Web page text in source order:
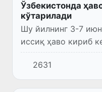
Ўзбекистонда
кўтарилади
Шу йилнинг 3-7
иссиқ ҳаво кириб
ҳисобига,
кўтарилиши
2631